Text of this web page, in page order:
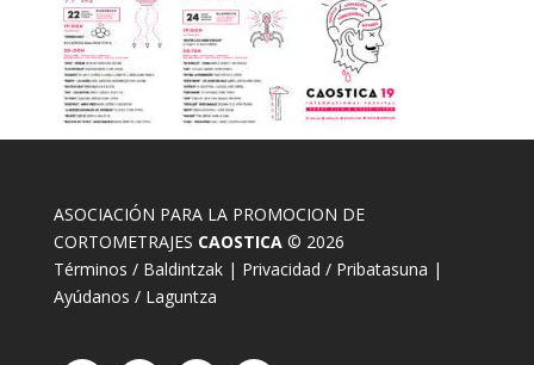
ASOCIACIÓN PARA LA PROMOCION DE
CORTOMETRAJES CAOSTICA© 2026
Términos / Baldintzak| Privacidad / Pribatasuna |
Ayúdanos / Laguntza